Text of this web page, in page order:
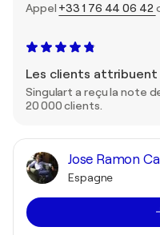
Appel +33 1 76 44 06 42
Les clients attribuent
Singulart a reçu la note
20 000 clients.
Jose Ramon
Espagne